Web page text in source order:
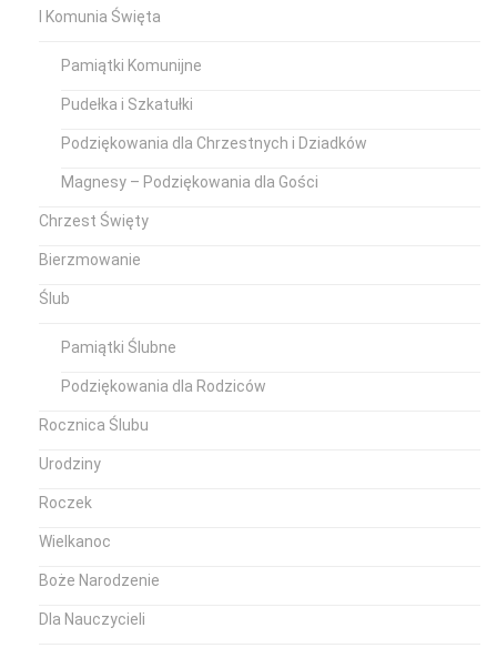
I Komunia Święta
Pamiątki Komunijne
Pudełka i Szkatułki
Podziękowania dla Chrzestnych i Dziadków
Magnesy – Podziękowania dla Gości
Chrzest Święty
Bierzmowanie
Ślub
Pamiątki Ślubne
Podziękowania dla Rodziców
Rocznica Ślubu
Urodziny
Roczek
Wielkanoc
Boże Narodzenie
Dla Nauczycieli